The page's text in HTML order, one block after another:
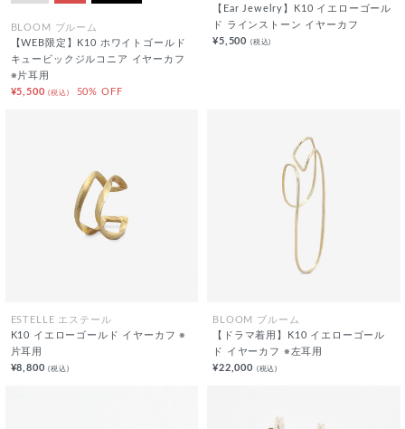
BLOOM ブルーム
【WEB限定】K10 ホワイトゴールド
キュービックジルコニア イヤーカフ
※片耳用
¥5,500(税込) 50% OFF
【Ear Jewelry】K10 イエローゴール
ド ラインストーン イヤーカフ
¥5,500 (税込)
ESTELLE エステール
K10 イエローゴールド イヤーカフ ※
片耳用
¥8,800(税込)
BLOOM ブルーム
【ドラマ着用】K10 イエローゴール
ド イヤーカフ ※左耳用
¥22,000 (税込)